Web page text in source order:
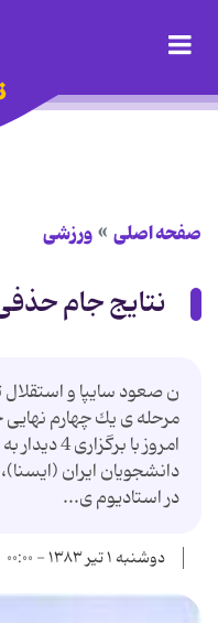
صفحه اصلی ورزشی
نتایج جام
ن صعود سایپا و استقلال
مرحله ی یك چهارم
امروز با
دانشجویان ایران
در استادیوم ی...
دوشنبه ۱ تیر ۱۳۸۳ - ۰۰:۰۰